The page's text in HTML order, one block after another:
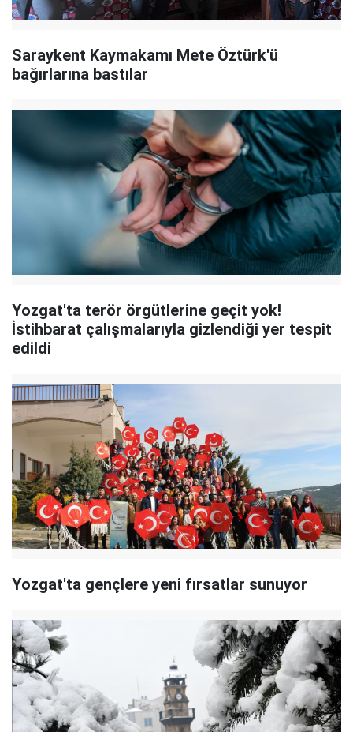
Saraykent Kaymakamı Mete Öztürk'ü
bağırlarına bastılar
Yozgat'ta terör örgütlerine geçit yok!
İstihbarat çalışmalarıyla gizlendiği yer tespit
edildi
Yozgat'ta gençlere yeni fırsatlar sunuyor